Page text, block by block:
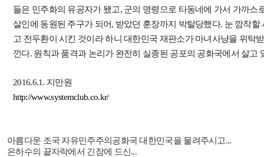
들은 민주화의 유공자가 됐고, 군의 명령으로 타동네에 가서 가까스
살인에 동원된 주구가 되어, 받았던 훈장까지 박탈당했다. 눈 깜작
고 전두환이 시킨 것이라 하니 대한민국 재판소가 마녀사냥을 위탁
낀다. 원칙과 품격과 논리가 완전히 실종된 공포의 공화국에서 살고
2016.6.1. 지만원
http://www.systemclub.co.kr/
아름다운 조국 자유민주주의공화국 대한민국을 물려주시고...
은하수의 끝자락에서 긴잠에 드신 ...